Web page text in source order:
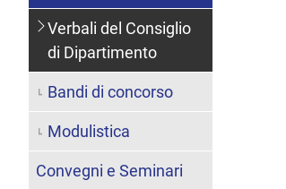
Verbali del Consiglio
di Dipartimento
Bandi di concorso
Modulistica
Convegni e Seminari